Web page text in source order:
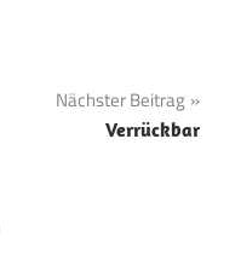
Nächster Beitrag
Verrückbar